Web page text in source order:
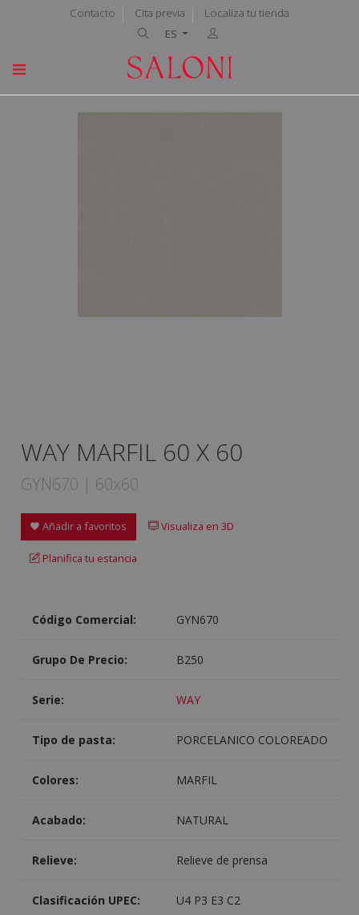
Contacto Cita previa
Localiza tu tienda
ES
WAY MARFIL 60 X 60
GYN670 | 60x60
Añadir a favoritos Visualiza en 3D
Planifica tu estancia
Código Comercial: GYN670
Grupo De Precio: B250
Serie: WAY
Tipo de pasta: PORCELANICO COLOREADO
Colores: MARFIL
Acabado: NATURAL
Relieve: Relieve de prensa
Clasificación UPEC: U4 P3 E3 C2